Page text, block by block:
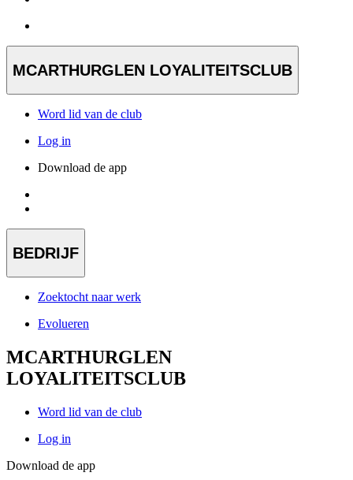
MCARTHURGLEN LOYALITEITSCLUB
Word lid van de club
Log in
Download de app
BEDRIJF
Zoektocht naar werk
Evolueren
MCARTHURGLEN
LOYALITEITSCLUB
Word lid van de club
Log in
Download de app